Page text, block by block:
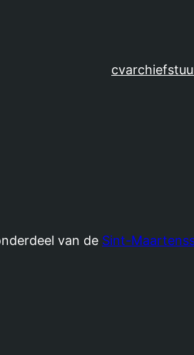
cvarchief
van de Sint-